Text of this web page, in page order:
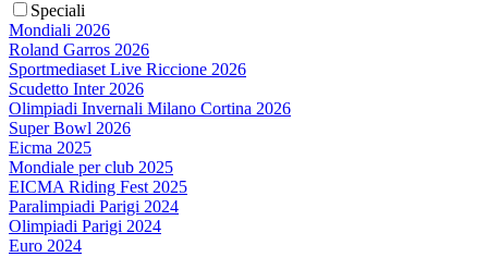
Speciali
Mondiali 2026
Roland Garros 2026
Sportmediaset Live Riccione 2026
Scudetto Inter 2026
Olimpiadi Invernali Milano Cortina 2026
Super Bowl 2026
Eicma 2025
Mondiale per club 2025
EICMA Riding Fest 2025
Paralimpiadi Parigi 2024
Olimpiadi Parigi 2024
Euro 2024